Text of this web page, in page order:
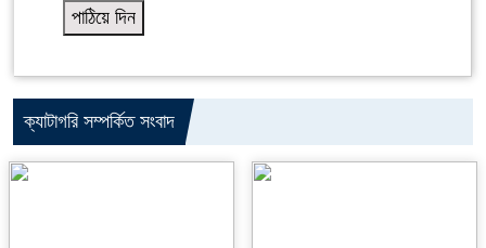
ক্যাটাগরি সম্পর্কিত সংবাদ